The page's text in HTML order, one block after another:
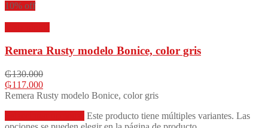
10% off
Remera Rusty modelo Bonice, color gris
₲130.000
₲117.000
Remera Rusty modelo Bonice, color gris
Este producto tiene múltiples variantes. Las